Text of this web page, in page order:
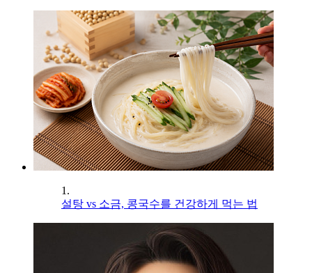
1.
설탕 vs 소금, 콩국수를 건강하게 먹는 법